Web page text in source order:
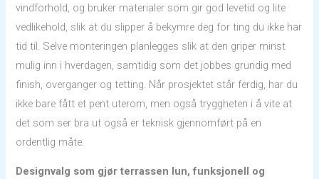
vindforhold, og bruker materialer som gir god levetid og lite
vedlikehold, slik at du slipper å bekymre deg for ting du ikke har
tid til. Selve monteringen planlegges slik at den griper minst
mulig inn i hverdagen, samtidig som det jobbes grundig med
finish, overganger og tetting. Når prosjektet står ferdig, har du
ikke bare fått et pent uterom, men også tryggheten i å vite at
det som ser bra ut også er teknisk gjennomført på en
ordentlig måte.
Designvalg som gjør terrassen lun, funksjonell og